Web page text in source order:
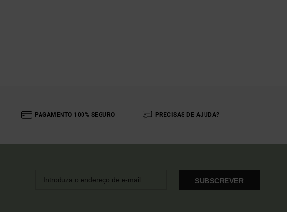
PAGAMENTO 100% SEGURO PRECISAS DE AJUDA?
SUBSCREVER